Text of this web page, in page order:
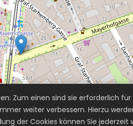
Zum einen sind sie erforderlich
weiter verbessern. Hierzu
der Cookies können Sie